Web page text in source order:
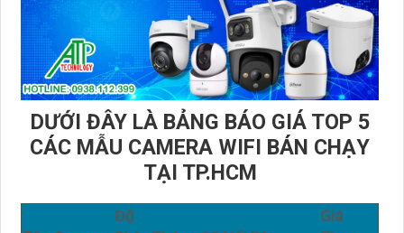
DƯỚI ĐÂY LÀ BẢNG BÁO GIÁ TOP 5
CÁC MẪU CAMERA WIFI BÁN CHẠY
TẠI TP.HCM
Độ
Giá